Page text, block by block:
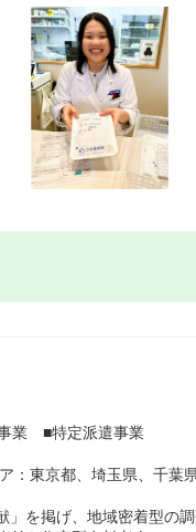
業 ■特定派遣事業
東京都、埼玉県、千葉
」を掲げ、地域密着型の